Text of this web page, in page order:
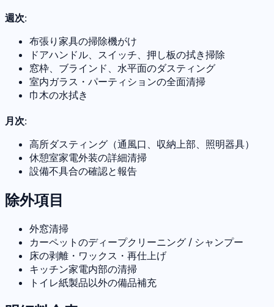
週次:
布張り家具の掃除機がけ
ドアハンドル、スイッチ、押し板の拭き掃除
窓枠、ブラインド、水平面のダスティング
室内ガラス・パーティションの全面清掃
巾木の水拭き
月次:
高所ダスティング（通風口、収納上部、照明器具）
休憩室家電外装の詳細清掃
設備不具合の確認と報告
除外項目
外窓清掃
カーペットのディープクリーニング / シャンプー
床の剥離・ワックス・再仕上げ
キッチン家電内部の清掃
トイレ紙製品以外の備品補充